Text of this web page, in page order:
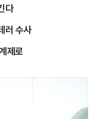
다
러 수사
제로